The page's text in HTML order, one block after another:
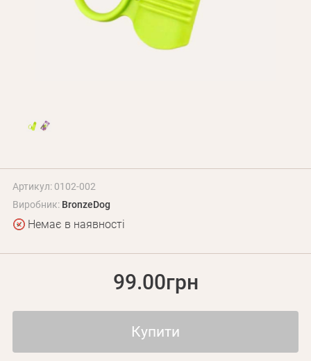
Програма лояльності
Про Нас
Оптовим клієнтам
Артикул: 0102-002
Виробник: BronzeDog
Немає в наявності
99.00грн
Купити